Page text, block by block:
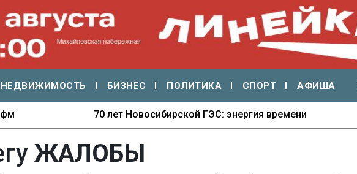
НЕДВИЖИМОСТЬ БИЗНЕС ПОЛИТИКА СПОРТ АФИША
70 лет Новосибирской ГЭС: энергия времени
ЖАЛОБЫ